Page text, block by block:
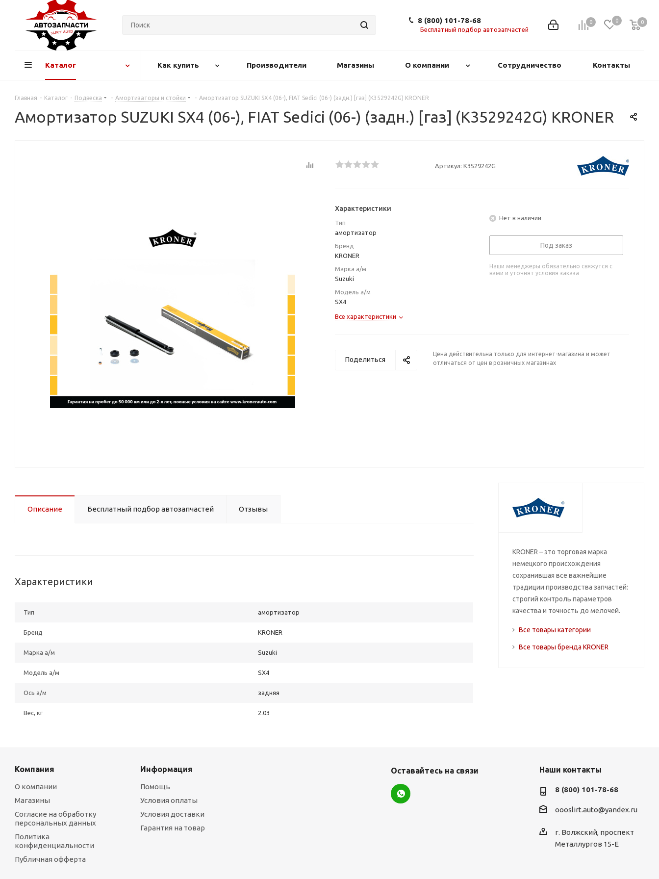
0 0 0
0
8 (800) 101-78-68
Бесплатный подбор автозапчастей
Каталог Как купить Производители Магазины О компании Сотрудничество Контакты
Главная - Каталог - Подвеска - Амортизаторы и стойки - Амортизатор SUZUKI SX4 (06-), FIAT Sedici (06-) (задн.) [газ] (K3529242G) KRONER
Амортизатор SUZUKI SX4 (06-), FIAT Sedici (06-) (задн.) [газ] (K3529242G) KRONER
Артикул: K3529242G
Характеристики
Тип
амортизатор
Бренд
KRONER
Марка а/м
Suzuki
Модель а/м
SX4
Все характеристики
Нет в наличии
Под заказ
Наши менеджеры обязательно свяжутся с
вами и уточнят условия заказа
Поделиться
Цена действительна только для интернет-магазина и может
отличаться от цен в розничных магазинах
Описание Бесплатный подбор автозапчастей Отзывы
Характеристики
Тип амортизатор
Бренд KRONER
Марка а/м Suzuki
Модель а/м SX4
Ось а/м задняя
Вес, кг 2.03
KRONER – это торговая марка
немецкого происхождения
сохранившая все важнейшие
традиции производства запчастей:
строгий контроль параметров
качества и точность до мелочей.
Все товары категории
Все товары бренда KRONER
Компания
О компании
Магазины
Согласие на обработку
персональных данных
Политика
конфиденциальности
Публичная офферта
Информация
Помощь
Условия оплаты
Условия доставки
Гарантия на товар
Оставайтесь на связи Наши контакты
8 (800) 101-78-68
oooslirt.auto@yandex.ru
г. Волжский, проспект
Металлургов 15-Е